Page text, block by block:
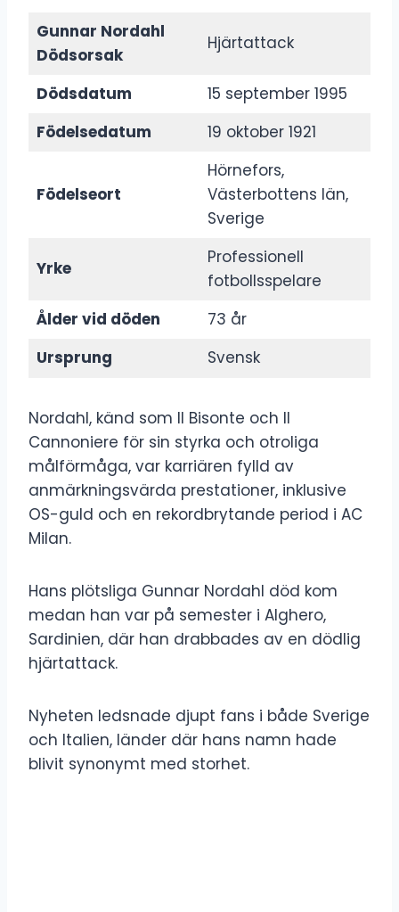
Gunnar Nordahl
Dödsorsak
Hjärtattack
Dödsdatum
15 september 1995
Födelsedatum
19 oktober 1921
Födelseort
Hörnefors,
Västerbottens län,
Sverige
Yrke
Professionell
fotbollsspelare
Ålder vid döden
73 år
Ursprung
Svensk
Nordahl, känd som Il Bisonte och Il
Cannoniere för sin styrka och otroliga
målförmåga, var karriären fylld av
anmärkningsvärda prestationer, inklusive
OS-guld och en rekordbrytande period i AC
Milan.
Hans plötsliga Gunnar Nordahl död kom
medan han var på semester i Alghero,
Sardinien, där han drabbades av en dödlig
hjärtattack.
Nyheten ledsnade djupt fans i både Sverige
och Italien, länder där hans namn hade
blivit synonymt med storhet.